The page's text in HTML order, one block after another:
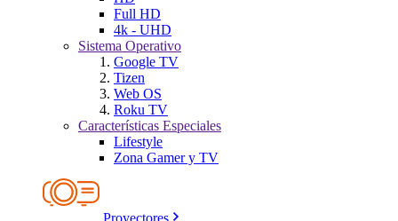
Full HD
4k - UHD
Sistema Operativo
Google TV
Tizen
Web OS
Roku TV
Características Especiales
Lifestyle
Zona Gamer y TV
Proyectores